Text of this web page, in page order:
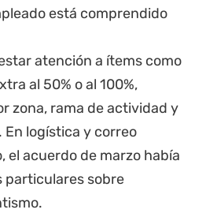
está comprendido
atención a ítems como
al 50% o al 100%,
zona, rama de actividad y
En logística y correo
el acuerdo de marzo había
particulares sobre